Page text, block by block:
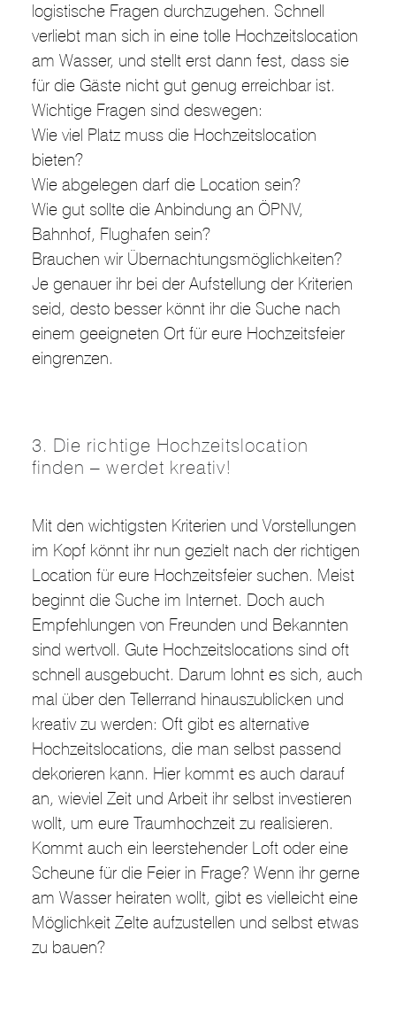
logistische Fragen durchzugehen. Schnell
verliebt man sich in eine tolle Hochzeitslocation
am Wasser, und stellt erst dann fest, dass sie
für die Gäste nicht gut genug erreichbar ist.
Wichtige Fragen sind deswegen:
Wie viel Platz muss die Hochzeitslocation
bieten?
Wie abgelegen darf die Location sein?
Wie gut sollte die Anbindung an ÖPNV,
Bahnhof, Flughafen sein?
Brauchen wir Übernachtungsmöglichkeiten?
Je genauer ihr bei der Aufstellung der Kriterien
seid, desto besser könnt ihr die Suche nach
einem geeigneten Ort für eure Hochzeitsfeier
eingrenzen.
3. Die richtige Hochzeitslocation
finden – werdet kreativ!
Mit den wichtigsten Kriterien und Vorstellungen
im Kopf könnt ihr nun gezielt nach der richtigen
Location für eure Hochzeitsfeier suchen. Meist
beginnt die Suche im Internet. Doch auch
Empfehlungen von Freunden und Bekannten
sind wertvoll. Gute Hochzeitslocations sind oft
schnell ausgebucht. Darum lohnt es sich, auch
mal über den Tellerrand hinauszublicken und
kreativ zu werden: Oft gibt es alternative
Hochzeitslocations, die man selbst passend
dekorieren kann. Hier kommt es auch darauf
an, wieviel Zeit und Arbeit ihr selbst investieren
wollt, um eure Traumhochzeit zu realisieren.
Kommt auch ein leerstehender Loft oder eine
Scheune für die Feier in Frage? Wenn ihr gerne
am Wasser heiraten wollt, gibt es vielleicht eine
Möglichkeit Zelte aufzustellen und selbst etwas
zu bauen?